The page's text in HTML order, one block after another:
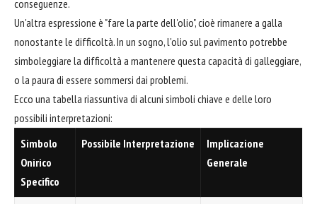
conseguenze.
Un'altra espressione è "fare la parte dell'olio", cioè rimanere a galla
nonostante le difficoltà. In un sogno, l'olio sul pavimento potrebbe
simboleggiare la difficoltà a mantenere questa capacità di galleggiare,
o la paura di essere sommersi dai problemi.
Ecco una tabella riassuntiva di alcuni simboli chiave e delle loro
possibili interpretazioni:
Simbolo
Onirico
Specifico
Possibile Interpretazione
Implicazione
Generale